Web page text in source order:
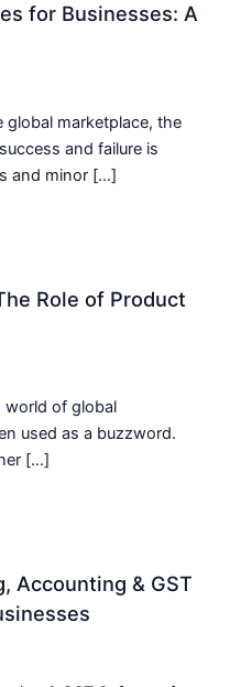
for Businesses: A
global marketplace, the
and failure is
and minor […]
Role of Product
of global
used as a buzzword.
[…]
Accounting & GST